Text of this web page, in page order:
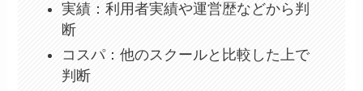
実績：利用者実績や運営歴などから判
断
コスパ：他のスクールと比較した上で
判断